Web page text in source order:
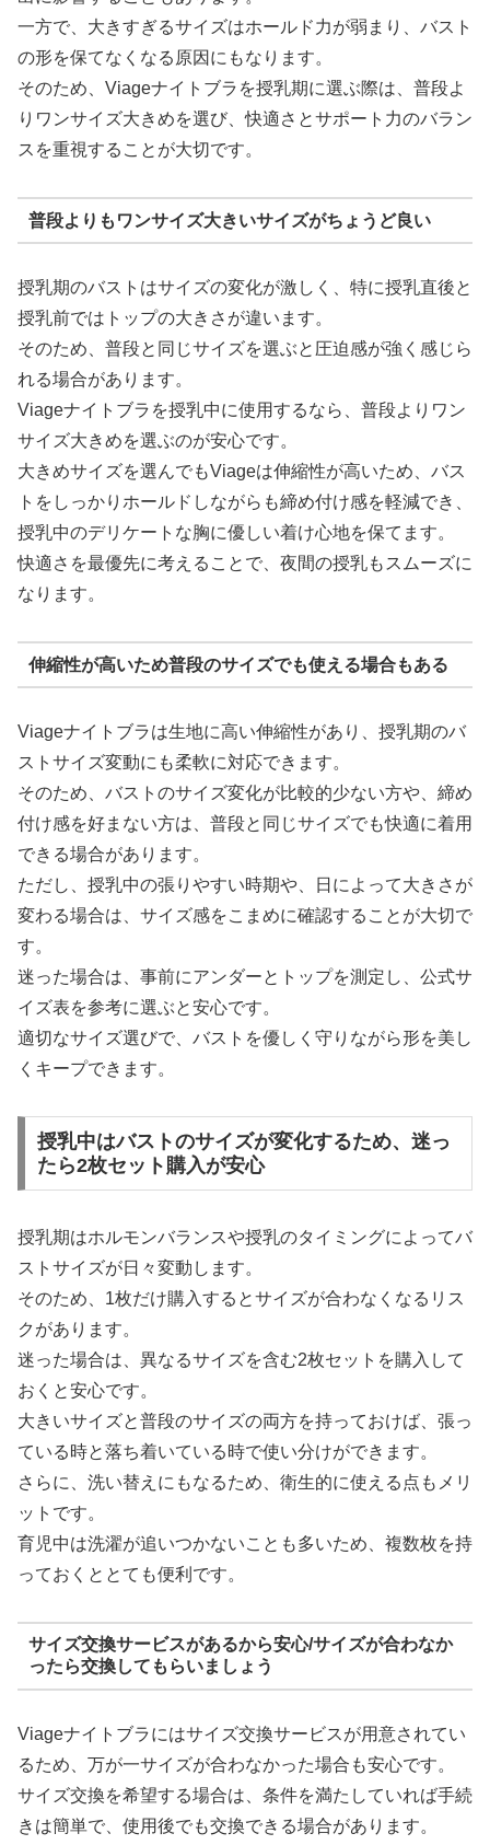
一方で、大きすぎるサイズはホールド力が弱まり、バスト
の形を保てなくなる原因にもなります。
そのため、Viageナイトブラを授乳期に選ぶ際は、普段よ
りワンサイズ大きめを選び、快適さとサポート力のバラン
スを重視することが大切です。
普段よりもワンサイズ大きいサイズがちょうど良い
授乳期のバストはサイズの変化が激しく、特に授乳直後と
授乳前ではトップの大きさが違います。
そのため、普段と同じサイズを選ぶと圧迫感が強く感じら
れる場合があります。
Viageナイトブラを授乳中に使用するなら、普段よりワン
サイズ大きめを選ぶのが安心です。
大きめサイズを選んでもViageは伸縮性が高いため、バス
トをしっかりホールドしながらも締め付け感を軽減でき、
授乳中のデリケートな胸に優しい着け心地を保てます。
快適さを最優先に考えることで、夜間の授乳もスムーズに
なります。
伸縮性が高いため普段のサイズでも使える場合もある
Viageナイトブラは生地に高い伸縮性があり、授乳期のバ
ストサイズ変動にも柔軟に対応できます。
そのため、バストのサイズ変化が比較的少ない方や、締め
付け感を好まない方は、普段と同じサイズでも快適に着用
できる場合があります。
ただし、授乳中の張りやすい時期や、日によって大きさが
変わる場合は、サイズ感をこまめに確認することが大切で
す。
迷った場合は、事前にアンダーとトップを測定し、公式サ
イズ表を参考に選ぶと安心です。
適切なサイズ選びで、バストを優しく守りながら形を美し
くキープできます。
授乳中はバストのサイズが変化するため、迷っ
たら2枚セット購入が安心
授乳期はホルモンバランスや授乳のタイミングによってバ
ストサイズが日々変動します。
そのため、1枚だけ購入するとサイズが合わなくなるリス
クがあります。
迷った場合は、異なるサイズを含む2枚セットを購入して
おくと安心です。
大きいサイズと普段のサイズの両方を持っておけば、張っ
ている時と落ち着いている時で使い分けができます。
さらに、洗い替えにもなるため、衛生的に使える点もメリ
ットです。
育児中は洗濯が追いつかないことも多いため、複数枚を持
っておくととても便利です。
サイズ交換サービスがあるから安心/サイズが合わなか
ったら交換してもらいましょう
Viageナイトブラにはサイズ交換サービスが用意されてい
るため、万が一サイズが合わなかった場合も安心です。
サイズ交換を希望する場合は、条件を満たしていれば手続
きは簡単で、使用後でも交換できる場合があります。